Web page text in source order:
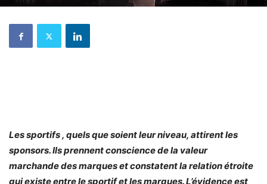
Les sportifs , quels que soient leur niveau, attirent les
sponsors. Ils prennent conscience de la valeur
marchande des marques et constatent la relation étroite
qui existe entre le sportif et les marques. L’évidence est